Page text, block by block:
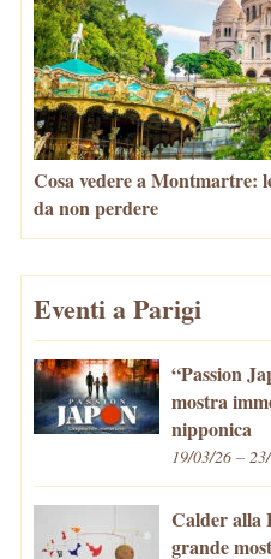
Cosa vedere a Montmartre:
da non perdere
Eventi a Parigi
“Passion
mostra
nipponica
19/03/26 –
Calder alla
grande